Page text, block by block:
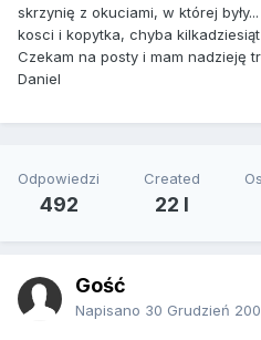
skrzynię z okuciami, w której
kosci i kopytka, chyba
Czekam na posty i mam nadzieję
Daniel
Odpowiedzi
492
Created
22 l
Gość
Napisano 30 Grudzień